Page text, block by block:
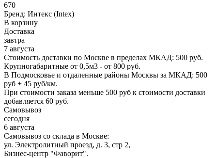
670
Бренд: Интекс (Intex)
В корзину
Доставка
завтра
7 августа
Стоимость доставки по Москве в пределах МКАД: 500 руб.
Крупногабаритные от 0,5м3 - от 800 руб.
В Подмосковье и отдаленные районы Москвы за МКАД: 500
руб + 45 руб/км.
При стоимости заказа меньше 500 руб к стоимости доставки
добавляется 60 руб.
Самовывоз
сегодня
6 августа
Самовывоз со склада в Москве:
ул. Электролитный проезд, д. 3, стр 2,
Бизнес-центр "Фаворит".